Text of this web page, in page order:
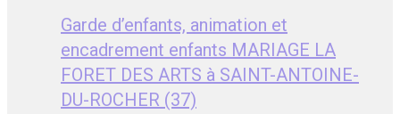
Garde d’enfants, animation et
encadrement enfants MARIAGE LA
FORET DES ARTS à SAINT-ANTOINE-
DU-ROCHER (37)